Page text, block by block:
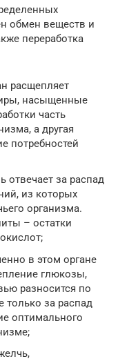
обмен веществ и
переработка
расщепляет
насыщенные
часть
а другая
потребностей
отвечает за распад
из которых
организма.
– остатки
в этом органе
глюкозы,
разносится по
только за распад
оптимального